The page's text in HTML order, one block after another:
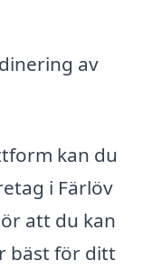
av
kan du
i Färlöv
att du kan
bäst för ditt